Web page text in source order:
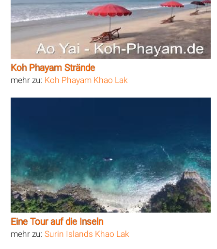
Koh Phayam Strände
mehr zu: Koh Phayam Khao Lak
Eine Tour auf die Inseln
mehr zu:Surin Islands Khao Lak